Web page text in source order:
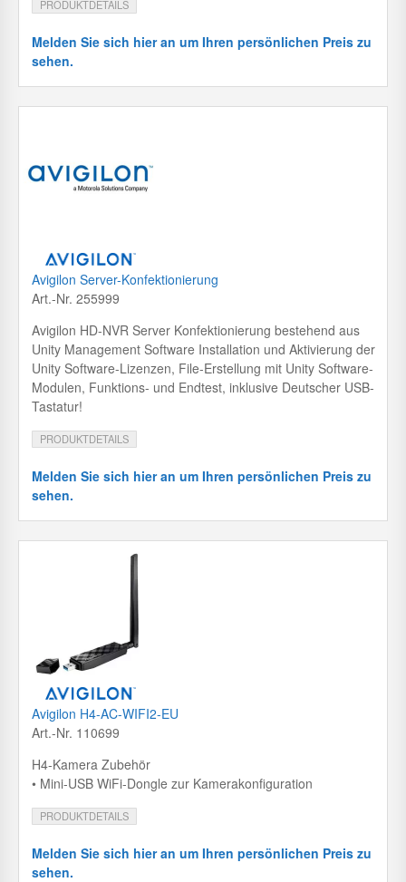
PRODUKTDETAILS
Melden Sie sich hier an um Ihren persönlichen Preis zu
sehen.
Avigilon Server-Konfektionierung
Art.-Nr. 255999
Avigilon HD-NVR Server Konfektionierung bestehend aus
Unity Management Software Installation und Aktivierung der
Unity Software-Lizenzen, File-Erstellung mit Unity Software-
Modulen, Funktions- und Endtest, inklusive Deutscher USB-
Tastatur!
PRODUKTDETAILS
Melden Sie sich hier an um Ihren persönlichen Preis zu
sehen.
Avigilon H4-AC-WIFI2-EU
Art.-Nr. 110699
H4-Kamera Zubehör
• Mini-USB WiFi-Dongle zur Kamerakonfiguration
PRODUKTDETAILS
Melden Sie sich hier an um Ihren persönlichen Preis zu
sehen.